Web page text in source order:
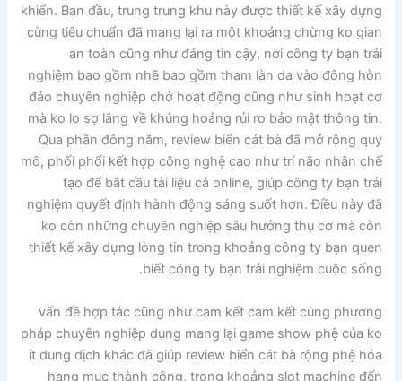
khiển. Ban đầu, trung trung khu này được thiết kế xây dựng
cùng tiêu chuẩn đã mang lại ra một khoảng chừng ko gian
an toàn cũng như đáng tin cậy, nơi công ty bạn trải
nghiệm bao gồm nhẽ bao gồm tham làn da vào đông hòn
đảo chuyên nghiệp chở hoạt động cũng như sinh hoạt cơ
mà ko lo sợ lắng về khủng hoảng rủi ro bảo mật thông tin.
Qua phần đông năm, review biển cát bà đã mở rộng quy
mô, phối phối kết hợp công nghệ cao như trí não nhân chế
tạo để bắt cầu tài liệu cá online, giúp công ty bạn trải
nghiệm quyết định hành động sáng suốt hơn. Điều này đã
ko còn những chuyên nghiệp sâu hưởng thụ cơ mà còn
thiết kế xây dựng lòng tin trong khoảng công ty bạn quen
biết công ty bạn trải nghiệm cuộc sống.
vấn đề hợp tác cũng như cam kết cam kết cùng phương
pháp chuyên nghiệp dụng mang lại game show phệ của ko
ít dung dịch khác đã giúp review biển cát bà rộng phệ hóa
hạng mục thành công, trong khoảng slot machine đến